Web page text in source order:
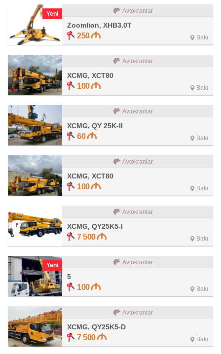
Yeni Avtokranlar
Zoomlion, XHB3.0T
250 Bakı
Avtokranlar
XCMG, XCT80
100 Bakı
Avtokranlar
XCMG, QY 25K-II
60 Bakı
Avtokranlar
XCMG, XCT80
100 Bakı
Avtokranlar
XCMG, QY25K5-I
7 500 Bakı
Yeni Avtokranlar
5
100 Bakı
Avtokranlar
XCMG, QY25K5-D
7 500 Bakı